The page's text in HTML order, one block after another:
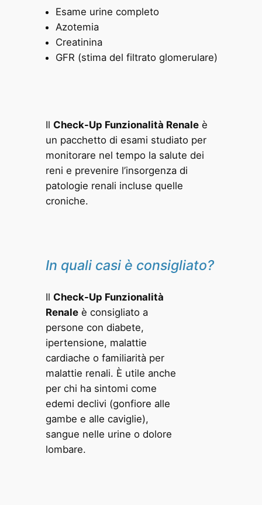
Esame urine completo
Azotemia
Creatinina
GFR (stima del filtrato glomerulare)
Il Check-Up Funzionalità Renale è
un pacchetto di esami studiato per
monitorare nel tempo la salute dei
reni e prevenire l’insorgenza di
patologie renali incluse quelle
croniche.
In quali casi è consigliato?
Il Check-Up Funzionalità
Renale è consigliato a
persone con diabete,
ipertensione, malattie
cardiache o familiarità per
malattie renali. È utile anche
per chi ha sintomi come
edemi declivi (gonfiore alle
gambe e alle caviglie),
sangue nelle urine o dolore
lombare.